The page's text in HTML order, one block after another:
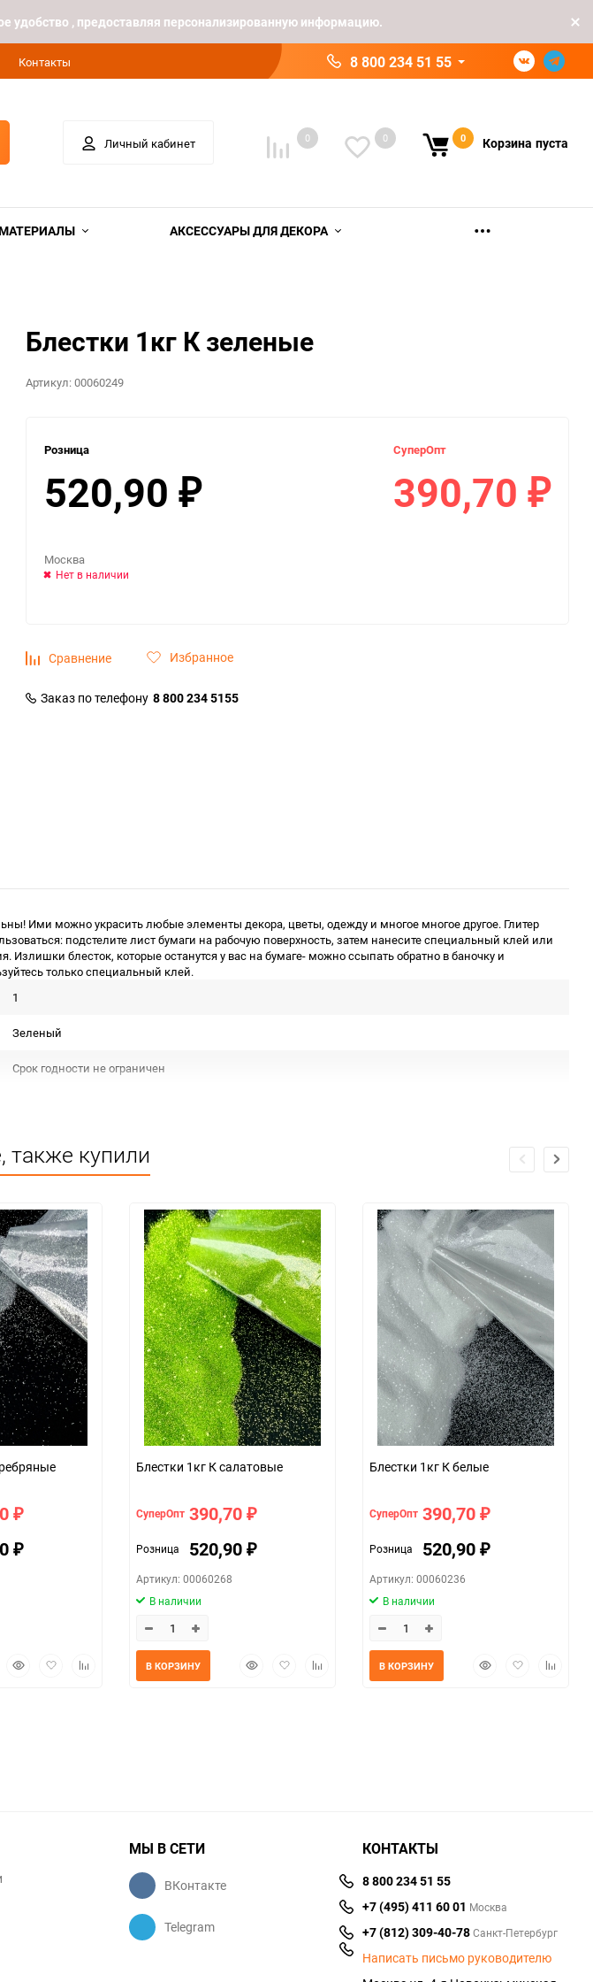
удобство , предоставляя персонализированную информацию.
Контакты 8 800 234 51 55
Личный кабинет 0 0 0 Корзина пуста
АКСЕССУАРЫ ДЛЯ ДЕКОРА
Блестки 1кг К зеленые
Артикул:00060249
Розница
520,90 ₽
СуперОпт
390,70 ₽
Москва
Нет в наличии
Сравнение Избранное
Заказ по телефону 8 800 234 5155
Ими можно украсить любые элементы декора, цветы, одежду и многое многое другое. Глитер
подстелите лист бумаги на рабочую поверхность, затем нанесите специальный клей или
блесток, которые останутся у вас на бумаге- можно ссыпать обратно в баночку и
только специальный клей.
1
Зеленый
Срок годности не ограничен
зеленый
Особых условий не требует
1
25
шт.
также купили
₽
₽
БыстрыйДобавитьДобавить
Блестки 1кг К салатовые
СуперОпт 390,70 ₽
Розница 520,90 ₽
Артикул: 00060268
В наличии
БыстрыйДобавитьДобавить
В КОРЗИНУ
Блестки 1кг К белые
СуперОпт 390,70 ₽
Розница 520,90 ₽
Артикул: 00060236
В наличии
БыстрыйДобавить
В КОРЗИНУ
МЫ В СЕТИ
ВКонтакте
Telegram
КОНТАКТЫ
8 800 234 51 55
+7 (495) 411 60 01 Москва
+7 (812) 309-40-78Санкт-Петербург
Написать письмо руководителю